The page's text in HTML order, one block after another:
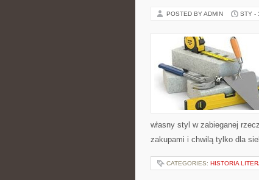
POSTED BY ADMIN STY -
własny styl w zabieganej
zakupami i chwilą tylko dla
CATEGORIES: HISTORIA